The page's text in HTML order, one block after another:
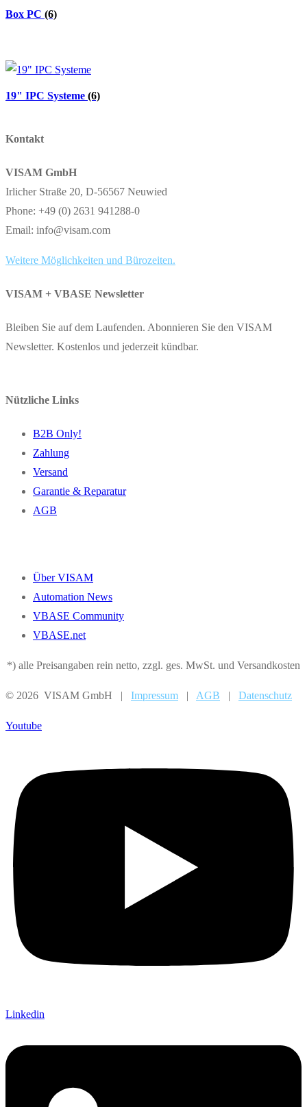
Box PC (6)
19" IPC Systeme (6)
Kontakt
VISAM GmbH
Irlicher Straße 20, D-56567 Neuwied
Phone: +49 (0) 2631 941288-0
Email: info@visam.com
Weitere Möglichkeiten und Bürozeiten.
VISAM + VBASE Newsletter
Bleiben Sie auf dem Laufenden. Abonnieren Sie den VISAM
Newsletter. Kostenlos und jederzeit kündbar.
Nützliche Links
B2B Only!
Zahlung
Versand
Garantie & Reparatur
AGB
Über VISAM
Automation News
VBASE Community
VBASE.net
*) alle Preisangaben rein netto, zzgl. ges. MwSt. und Versandkosten
© 2026 VISAM GmbH | Impressum AGB Datenschutz
Youtube
Linkedin